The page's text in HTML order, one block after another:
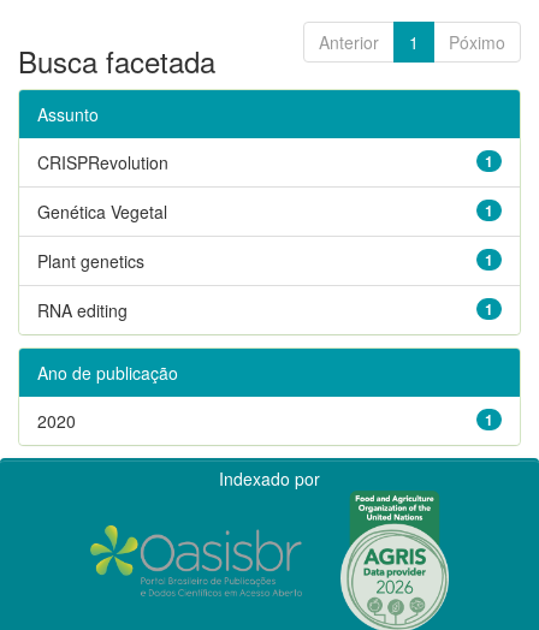
Anterior 1 Póximo
Busca facetada
Assunto
1
CRISPRevolution
1
Genética Vegetal
1
Plant genetics
1
RNA editing
Ano de publicação
1
2020
Indexado por